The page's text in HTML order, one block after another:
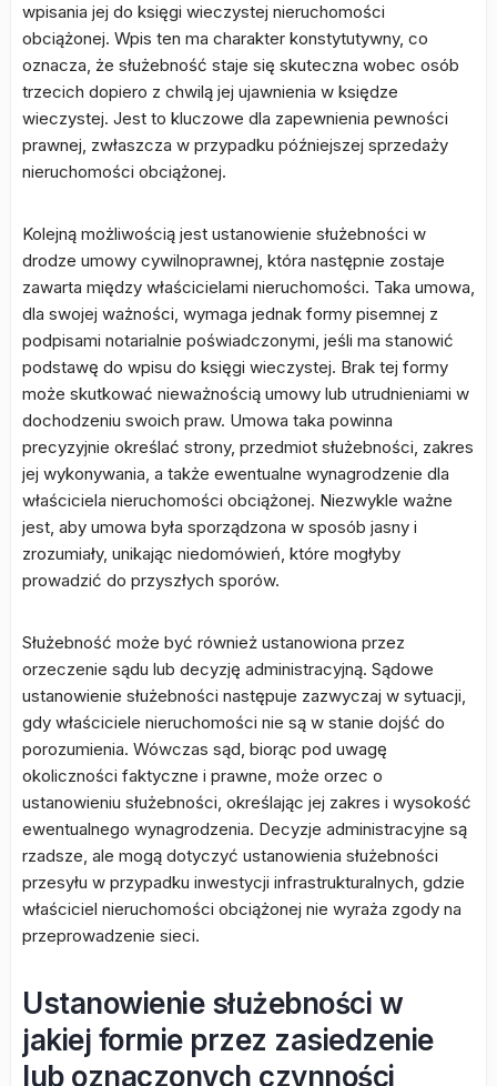
wpisania jej do księgi wieczystej nieruchomości
obciążonej. Wpis ten ma charakter konstytutywny, co
oznacza, że służebność staje się skuteczna wobec osób
trzecich dopiero z chwilą jej ujawnienia w księdze
wieczystej. Jest to kluczowe dla zapewnienia pewności
prawnej, zwłaszcza w przypadku późniejszej sprzedaży
nieruchomości obciążonej.
Kolejną możliwością jest ustanowienie służebności w
drodze umowy cywilnoprawnej, która następnie zostaje
zawarta między właścicielami nieruchomości. Taka umowa,
dla swojej ważności, wymaga jednak formy pisemnej z
podpisami notarialnie poświadczonymi, jeśli ma stanowić
podstawę do wpisu do księgi wieczystej. Brak tej formy
może skutkować nieważnością umowy lub utrudnieniami w
dochodzeniu swoich praw. Umowa taka powinna
precyzyjnie określać strony, przedmiot służebności, zakres
jej wykonywania, a także ewentualne wynagrodzenie dla
właściciela nieruchomości obciążonej. Niezwykle ważne
jest, aby umowa była sporządzona w sposób jasny i
zrozumiały, unikając niedomówień, które mogłyby
prowadzić do przyszłych sporów.
Służebność może być również ustanowiona przez
orzeczenie sądu lub decyzję administracyjną. Sądowe
ustanowienie służebności następuje zazwyczaj w sytuacji,
gdy właściciele nieruchomości nie są w stanie dojść do
porozumienia. Wówczas sąd, biorąc pod uwagę
okoliczności faktyczne i prawne, może orzec o
ustanowieniu służebności, określając jej zakres i wysokość
ewentualnego wynagrodzenia. Decyzje administracyjne są
rzadsze, ale mogą dotyczyć ustanowienia służebności
przesyłu w przypadku inwestycji infrastrukturalnych, gdzie
właściciel nieruchomości obciążonej nie wyraża zgody na
przeprowadzenie sieci.
Ustanowienie służebności w
jakiej formie przez zasiedzenie
lub oznaczonych czynności